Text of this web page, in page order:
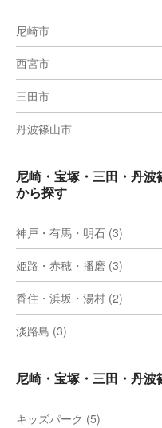
尼崎市
西宮市
三田市
丹波篠山市
尼崎・宝塚・三田・丹
から探す
神戸・有馬・明石 (3)
姫路・赤穂・播磨 (3)
香住・浜坂・湯村 (2)
淡路島 (3)
尼崎・宝塚・三田・丹
キッズパーク (5)